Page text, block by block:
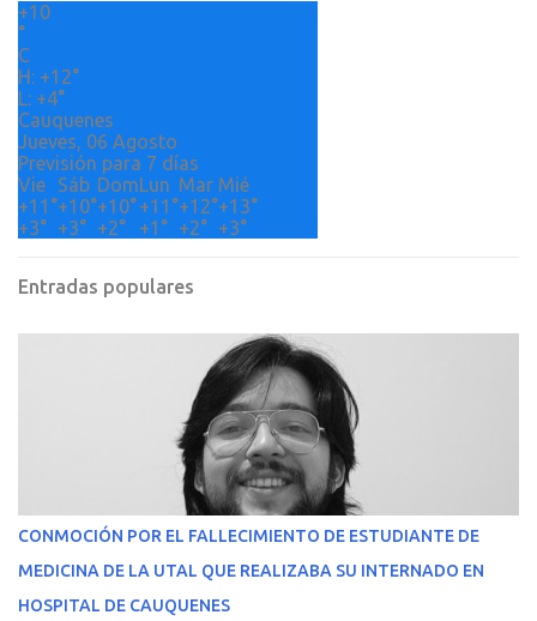
i
s
+10
°
C
H: +12°
L: +4°
Cauquenes
Jueves, 06 Agosto
Previsión para 7 días
Vie
Sáb DomLun Mar Mié
+11°+10°+10°+11°+12°+13°
+3° +3° +2° +1° +2° +3°
Entradas populares
CONMOCIÓN POR EL FALLECIMIENTO DE ESTUDIANTE DE
MEDICINA DE LA UTAL QUE REALIZABA SU INTERNADO EN
HOSPITAL DE CAUQUENES